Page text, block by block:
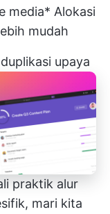
media* Alokasi
mudah
upaya
praktik alur
mari kita